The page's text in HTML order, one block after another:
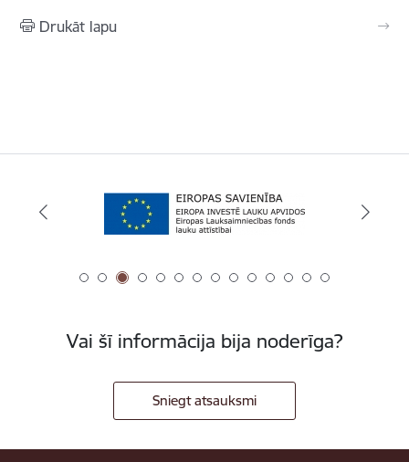
Drukāt lapu
Vai šī informācija bija noderīga?
Sniegt atsauksmi